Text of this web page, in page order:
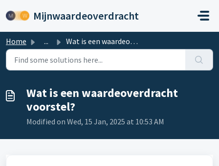
Mijnwaardeoverdracht
Home ... Wat is een waardeoverdracht voorstel?
Wat is een waardeoverdracht
voorstel?
Modified on Wed, 15 Jan, 2025 at 10:53 AM